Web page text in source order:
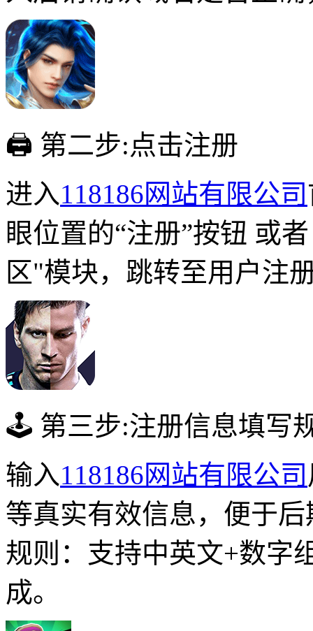
🖨 第二步:点击注册
进入118186网站有限公司
眼位置的“注册”按钮 或
区"模块，跳转至用户注
🕹 第三步:注册信息填写
输入118186网站有限公司
等真实有效信息，便于
规则：支持中英文+数字
成。